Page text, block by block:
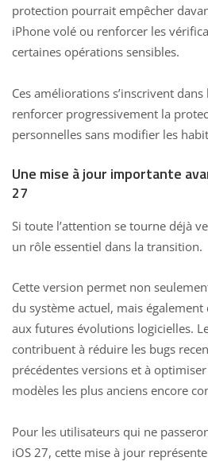
protection pourrait empêcher
iPhone volé ou renforcer les
certaines opérations sensibles.
Ces améliorations s’inscrivent
renforcer progressivement la
personnelles sans modifier les
Une mise à jour importante
27
Si toute l’attention se tourne déjà
un rôle essentiel dans la transition.
Cette version permet non
du système actuel, mais
aux futures évolutions logicielles.
contribuent à réduire les bugs
précédentes versions et à
modèles les plus anciens encore
Pour les utilisateurs qui ne
iOS 27, cette mise à jour